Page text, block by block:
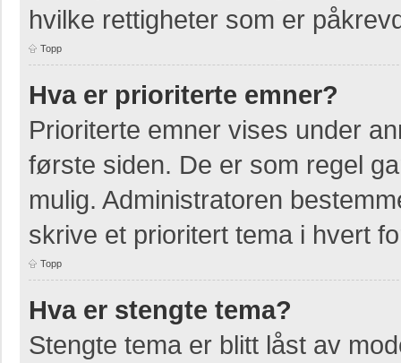
hvilke rettigheter som er
Topp
Hva er prioriterte emner?
Prioriterte emner vises under
første siden. De er som regel
mulig. Administratoren
skrive et prioritert tema i hvert
Topp
Hva er stengte tema?
Stengte tema er blitt låst av